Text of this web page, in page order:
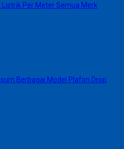
Listrik Per Meter Semua Merk
Berbagai Model Plafon Drop